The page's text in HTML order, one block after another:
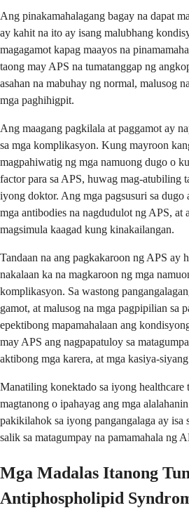
Ang pinakamahalagang bagay na dapat
ay kahit na ito ay isang malubhang
magagamot kapag maayos na
taong may APS na tumatanggap ng
asahan na mabuhay ng normal, malusog
mga paghihigpit.
Ang maagang pagkilala at paggamot ay
sa mga komplikasyon. Kung mayroon
magpahiwatig ng mga namuong dugo o
factor para sa APS, huwag mag-atubiling
iyong doktor. Ang mga pagsusuri sa dugo
mga antibodies na nagdudulot ng APS, at
magsimula kaagad kung kinakailangan.
Tandaan na ang pagkakaroon ng APS ay
nakalaan ka na magkaroon ng mga
komplikasyon. Sa wastong
gamot, at malusog na mga pagpipilian sa
epektibong mapamahalaan ang
may APS ang nagpapatuloy sa
aktibong mga karera, at mga kasiya-
Manatiling konektado sa iyong healthcare
magtanong o ipahayag ang mga
pakikilahok sa iyong pangangalaga ay isa
salik sa matagumpay na pamamahala ng
Mga Madalas Itanong
Antiphospholipid